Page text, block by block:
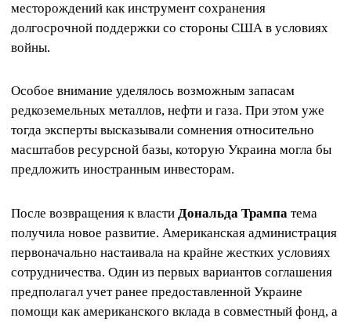
месторождений как инструмент сохранения
долгосрочной поддержки со стороны США в условиях
войны.
Особое внимание уделялось возможным запасам
редкоземельных металлов, нефти и газа. При этом уже
тогда эксперты высказывали сомнения относительно
масштабов ресурсной базы, которую Украина могла бы
предложить иностранным инвесторам.
После возвращения к власти Дональда Трампа тема
получила новое развитие. Американская администрация
первоначально настаивала на крайне жестких условиях
сотрудничества. Один из первых вариантов соглашения
предполагал учет ранее предоставленной Украине
помощи как американского вклада в совместный фонд, а